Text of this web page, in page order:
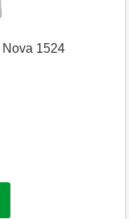
1524